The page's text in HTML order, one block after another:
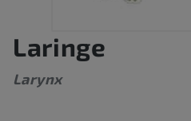
Laringe
Larynx